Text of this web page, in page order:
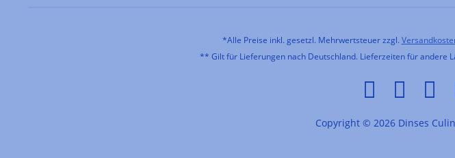
*Alle Preise inkl. gesetzl. Mehrwertsteuer zzgl.
** Gilt für Lieferungen nach Deutschland. Lieferzeiten für andere
Copyright © 2026 Dinses